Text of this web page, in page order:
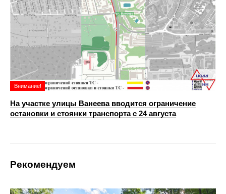
Внимание!
На участке улицы Ванеева вводится ограничение
остановки и стоянки транспорта с 24 августа
Рекомендуем